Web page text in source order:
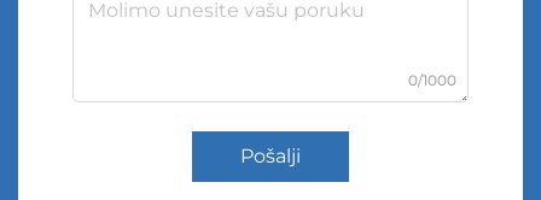
0/1000
Pošalji